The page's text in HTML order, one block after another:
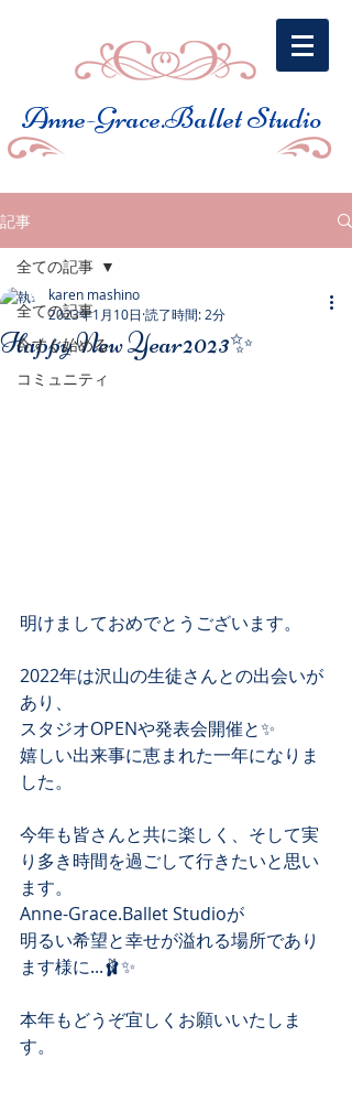
​Anne-Grace.Ballet Studio
記事
全ての記事
今すぐ始める
コミュニティ
全ての記事
Happy New Year2023✨
karen mashino
2023年1月10日 読了時間: 2分
明けましておめでとうございます。
2022年は沢山の生徒さんとの出会いが
あり、
スタジオOPENや発表会開催と✨
嬉しい出来事に恵まれた一年になりま
した。
今年も皆さんと共に楽しく、そして実
り多き時間を過ごして行きたいと思い
ます。
Anne-Grace.Ballet Studioが
明るい希望と幸せが溢れる場所であり
ます様に...🩰✨
本年もどうぞ宜しくお願いいたしま
す。